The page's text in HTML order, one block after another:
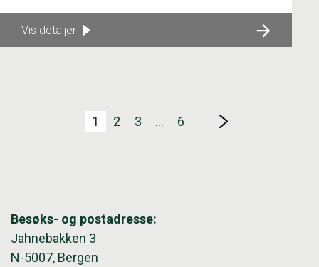
Vis detaljer
1 2 3 … 6
Besøks- og postadresse:
Jahnebakken 3
N-5007, Bergen